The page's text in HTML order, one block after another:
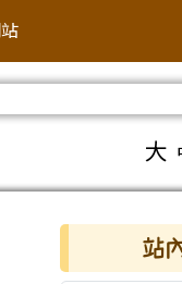
大
右邊區站